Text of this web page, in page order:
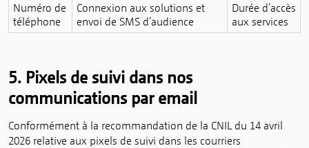
Numéro de
téléphone
Connexion aux solutions et
envoi de SMS d’audience
Durée d’accès
aux services
5. Pixels de suivi dans nos
communications par email
Conformément à la recommandation de la CNIL du 14 avril
2026 relative aux pixels de suivi dans les courriers